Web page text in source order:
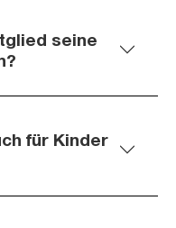
seine
für Kinder